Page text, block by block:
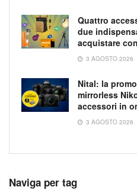
Quattro
due
acquistare
3 AGOSTO 2026
Nital: la
mirrorless
accessori in
3 AGOSTO 2026
Naviga per tag